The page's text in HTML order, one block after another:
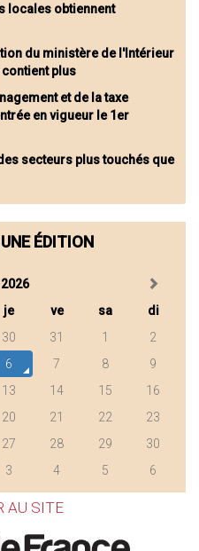
locales obtiennent
du ministère de l'Intérieur
contient plus
et de la taxe
en vigueur le 1er
secteurs plus touchés que
ÉDITION
je ve sa
di
30 31 1
2
6 7 8
9
13 14 15
16
20 21 22
23
27 28 29
30
3 4 5 6
AU SITE